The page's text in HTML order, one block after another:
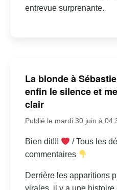
entrevue surprenante.
La blonde à
enfin le silence et
clair
Publié le mardi 30 juin à
Bien dit!!!
/ Tous les
commentaires
Derrière les apparitions